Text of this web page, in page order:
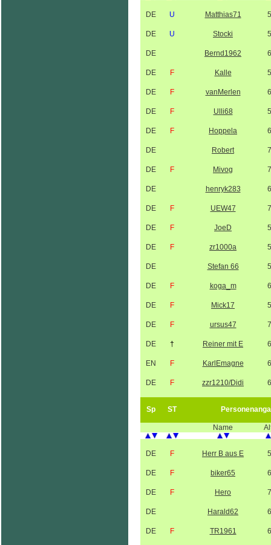
DE U Matthias71
DE U Stocki
DE Bernd1962
DE F Kalle
DE F vanMerlen
DE F Ulli68
DE F Hoppela
DE Robert
DE F Mivog
DE henryk283
DE F UEW47
DE F JoeD
DE F zr1000a
DE Stefan 66
DE F koga_m
DE F Mick17
DE F ursus47
DE † Reiner mit E
EN F KarlEmagne
DE F zzr1210/Didi
Sp ST
Name
DE F Herr B aus E
DE F biker65
DE F Hero
DE Harald62
DE F TR1961